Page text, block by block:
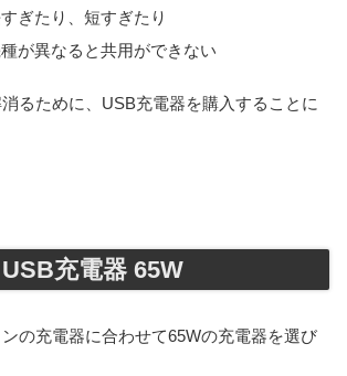
ぎたり、短すぎたり
が異なると共用ができない
るために、USB充電器を購入することに
充電器 65W
の充電器に合わせて65Wの充電器を選び